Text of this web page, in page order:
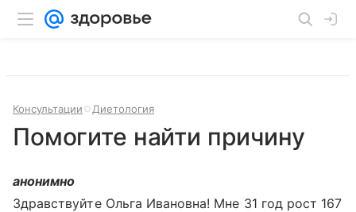
Консультации Диетология
Помогите найти причину
анонимно
Здравствуйте Ольга Ивановна! Мне 31 год рост 167